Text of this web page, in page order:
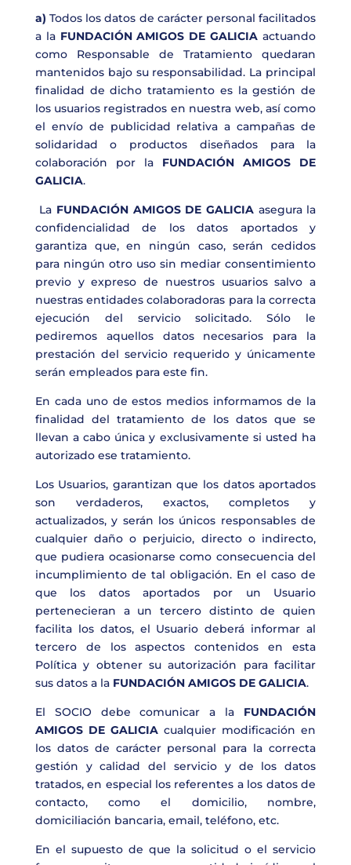
a) Todos los datos de carácter personal facilitados
a la FUNDACIÓN AMIGOS DE GALICIAactuando
como Responsable de Tratamiento quedaran
mantenidos bajo su responsabilidad. La principal
finalidad de dicho tratamiento es la gestión de
los usuarios registrados en nuestra web, así como
el envío de publicidad relativa a campañas de
solidaridad o productos diseñados para la
colaboración por la FUNDACIÓN AMIGOS DE
GALICIA.
La FUNDACIÓN AMIGOS DE GALICIA asegura la
confidencialidad de los datos aportados y
garantiza que, en ningún caso, serán cedidos
para ningún otro uso sin mediar consentimiento
previo y expreso de nuestros usuarios salvo a
nuestras entidades colaboradoras para la correcta
ejecución del servicio solicitado. Sólo le
pediremos aquellos datos necesarios para la
prestación del servicio requerido y únicamente
serán empleados para este fin.
En cada uno de estos medios informamos de la
finalidad del tratamiento de los datos que se
llevan a cabo única y exclusivamente si usted ha
autorizado ese tratamiento.
Los Usuarios, garantizan que los datos aportados
son verdaderos, exactos, completos y
actualizados, y serán los únicos responsables de
cualquier daño o perjuicio, directo o indirecto,
que pudiera ocasionarse como consecuencia del
incumplimiento de tal obligación. En el caso de
que los datos aportados por un Usuario
pertenecieran a un tercero distinto de quien
facilita los datos, el Usuario deberá informar al
tercero de los aspectos contenidos en esta
Política y obtener su autorización para facilitar
sus datos a la FUNDACIÓN AMIGOS DE GALICIA.
El SOCIO debe comunicar a la FUNDACIÓN
AMIGOS DE GALICIAcualquier modificación en
los datos de carácter personal para la correcta
gestión y calidad del servicio y de los datos
tratados, en especial los referentes a los datos de
contacto, como el domicilio, nombre,
domiciliación bancaria, email, teléfono, etc.
En el supuesto de que la solicitud o el servicio